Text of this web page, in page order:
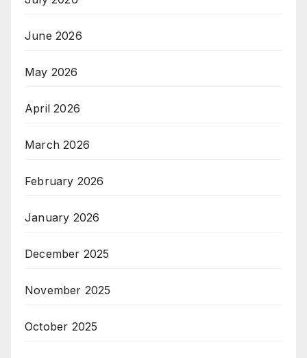
June 2026
May 2026
April 2026
March 2026
February 2026
January 2026
December 2025
November 2025
October 2025